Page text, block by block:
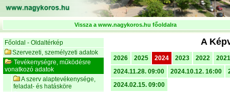
Vissza a www.nagykoros.hu főoldalra
Főoldal - Oldaltérkép
Szervezeti, személyzeti adatok
Tevékenységre, működésre
vonatkozó adatok
A szerv alaptevékenysége,
feladat- és hatásköre
A
2026 2025 2024 2023 2022
2021
2024.11.28. 09:00
2024.10.12. 16:00
2024.02.15. 09:00